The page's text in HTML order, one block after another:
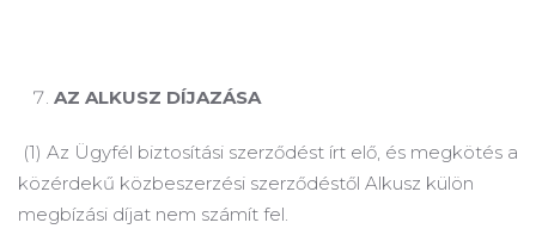
AZ ALKUSZ DÍJAZÁSA
(1) Az Ügyfél biztosítási szerződést írt elő, és megkötés a
közérdekű közbeszerzési szerződéstől Alkusz külön
megbízási díjat nem számít fel.